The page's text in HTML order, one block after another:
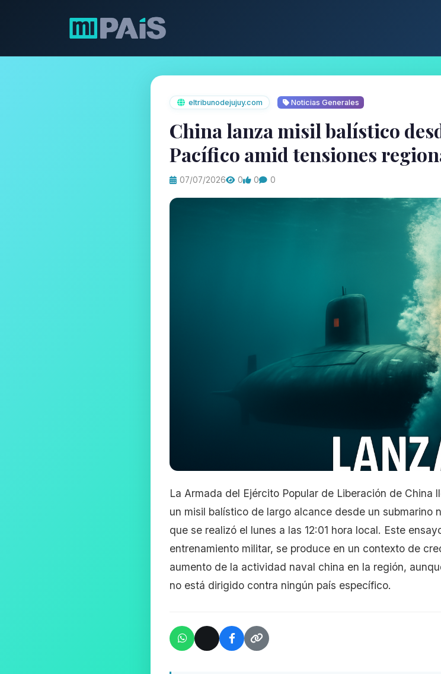
eltribunodejujuy.com Noticias Generales
China lanza misil balístico
Pacífico amid tensiones
07/07/2026 0 0 0
La Armada del Ejército Popular de Liberación de China
un misil balístico de largo alcance desde un submarino
que se realizó el lunes a las 12:01 hora local. Este
entrenamiento militar, se produce en un contexto de
aumento de la actividad naval china en la región,
no está dirigido contra ningún país específico.